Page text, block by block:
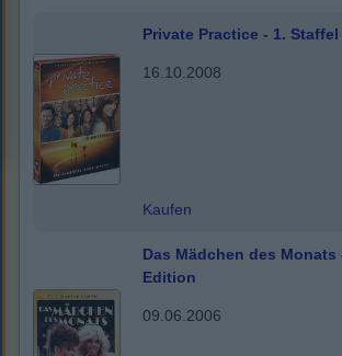
Private Practice - 1. Staffel
16.10.2008
Kaufen
Das Mädchen des Monats
Edition
09.06.2006